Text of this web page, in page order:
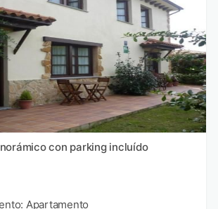
con parking incluído
Apartamento